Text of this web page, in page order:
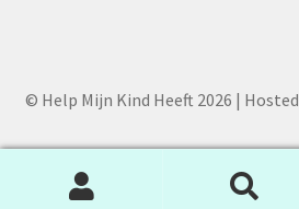
© Help Mijn Kind Heeft 2026 |